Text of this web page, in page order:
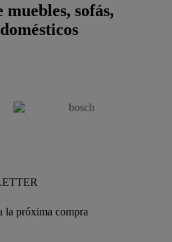
sofás,
la próxima compra